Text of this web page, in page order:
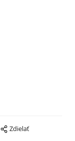
Zdielať